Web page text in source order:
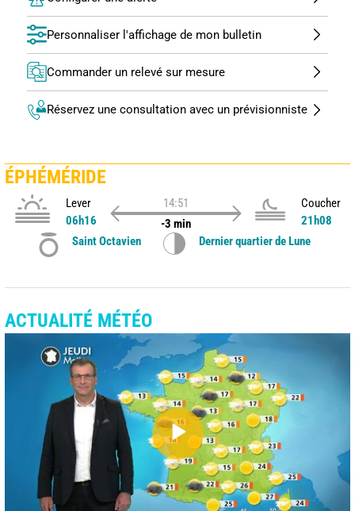
Personnaliser l'affichage de mon bulletin
Commander un relevé sur mesure
Réservez une consultation avec un prévisionniste
ÉPHÉMÉRIDE
Lever
06h16
14:51
-3 min
Coucher
21h08
Saint Octavien
Dernier quartier de Lune
ACTUALITÉ MÉTÉO